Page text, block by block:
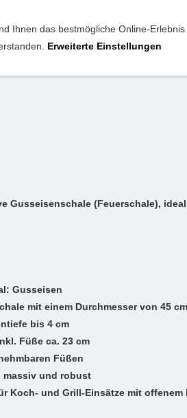
/ Schale
Gusseisenschale (Feuerschale),
Gusseisen
mit einem Durchmesser von 45 cm
bis 4 cm
Füße ca. 23 cm
Füßen
massiv und robust
Koch- und Grill-Einsätze mit offenem
Ihnen das bestmögliche Online-
Erweiterte Einstellungen